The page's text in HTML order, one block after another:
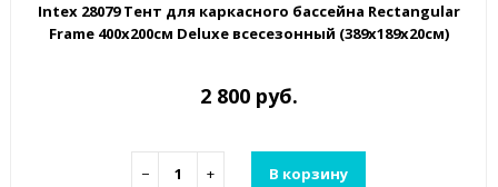
Intex 28079 Тент для каркасного бассейна Rectangular
Frame 400х200см Deluxe всесезонный (389х189х20см)
2 800 руб.
− + В корзину